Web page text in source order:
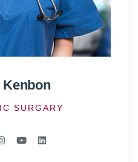
Kenbon
SURGARY